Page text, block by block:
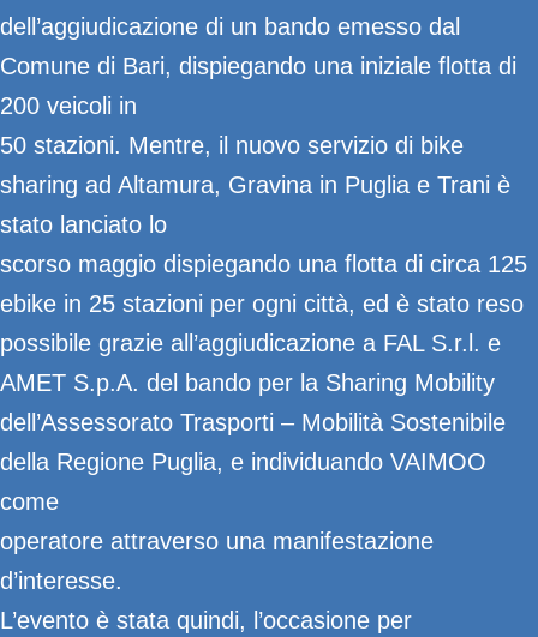
dell’aggiudicazione di un bando emesso dal
Comune di Bari, dispiegando una iniziale flotta di
200 veicoli in
50 stazioni. Mentre, il nuovo servizio di bike
sharing ad Altamura, Gravina in Puglia e Trani è
stato lanciato lo
scorso maggio dispiegando una flotta di circa 125
ebike in 25 stazioni per ogni città, ed è stato reso
possibile grazie all’aggiudicazione a FAL S.r.l. e
AMET S.p.A. del bando per la Sharing Mobility
dell’Assessorato Trasporti – Mobilità Sostenibile
della Regione Puglia, e individuando VAIMOO
come
operatore attraverso una manifestazione
d’interesse.
L’evento è stata quindi, l’occasione per